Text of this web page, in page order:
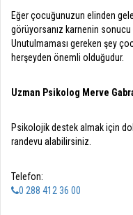
Eğer çocuğunuzun elinden
görüyorsanız karnenin
Unutulmaması gereken şey
herşeyden önemli olduğudur.
Uzman Psikolog Merve
Psikolojik destek almak için
randevu alabilirsiniz.
Telefon:
0 288 412 36 00